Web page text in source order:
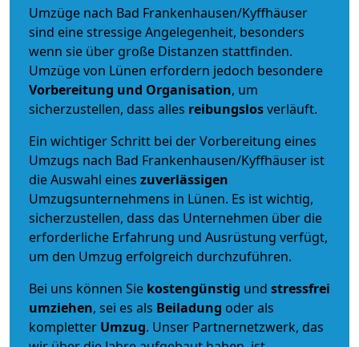
Umzüge nach Bad Frankenhausen/Kyffhäuser
sind eine stressige Angelegenheit, besonders
wenn sie über große Distanzen stattfinden.
Umzüge von Lünen erfordern jedoch besondere
Vorbereitung und Organisation, um
sicherzustellen, dass alles reibungslosverläuft.
Ein wichtiger Schritt bei der Vorbereitung eines
Umzugs nach Bad Frankenhausen/Kyffhäuser ist
die Auswahl eines zuverlässigen
Umzugsunternehmens in Lünen. Es ist wichtig,
sicherzustellen, dass das Unternehmen über die
erforderliche Erfahrung und Ausrüstung verfügt,
um den Umzug erfolgreich durchzuführen.
Bei uns können Sie kostengünstig und stressfrei
umziehen, sei es als Beiladung oder als
kompletter Umzug. Unser Partnernetzwerk, das